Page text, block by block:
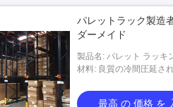
パレットラック製造
ダーメイド
製品名: パレット ラ
材料: 良質の冷間圧延
最高 の 価格 を